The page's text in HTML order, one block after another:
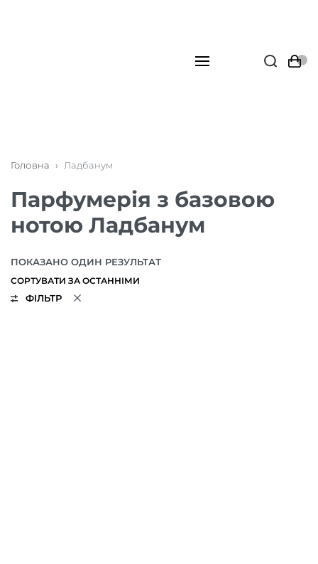
Головна › Ладбанум
Парфумерія з базовою
нотою Ладбанум
ПОКАЗАНО ОДИН РЕЗУЛЬТАТ
ФІЛЬТР